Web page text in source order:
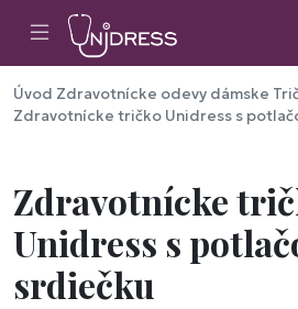
Úvod Zdravotnícke odevy dámske
Zdravotnícke tričko Unidress s
Zdravotnícke
Unidress s
srdiečku